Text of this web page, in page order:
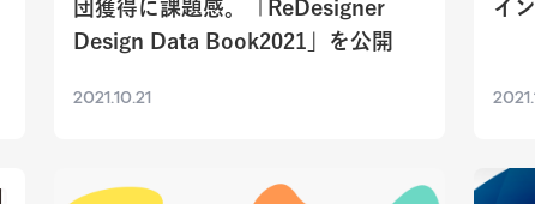
団獲得に課題感。「ReDesigner
Design Data Book2021」を公開
2021.10.21
イ